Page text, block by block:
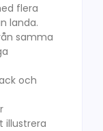
flera
landa.
samma
och
illustrera